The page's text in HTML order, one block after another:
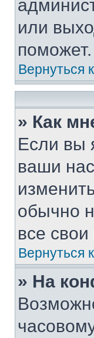
или
поможет.
Вернуться
» Как
Если вы
ваши
обычно
все свои
Вернуться
» На